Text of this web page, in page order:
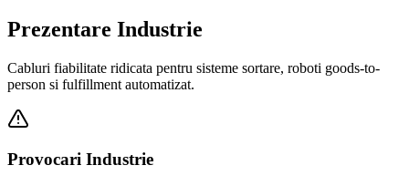
Prezentare Industrie
Cabluri fiabilitate ridicata pentru sisteme sortare, roboti goods-to-
person si fulfillment automatizat.
Provocari Industrie